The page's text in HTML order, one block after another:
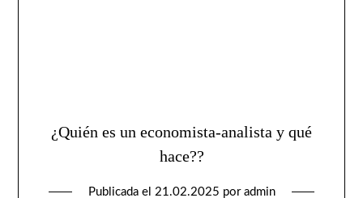
¿Quién es un economista-analista y qué
hace??
Publicada el 21.02.2025 por admin